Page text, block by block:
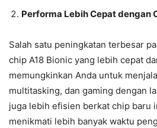
Performa Lebih Cepat dengan
Salah satu peningkatan terbesar
chip A18 Bionic yang lebih cepat
memungkinkan Anda untuk
multitasking, dan gaming dengan
juga lebih efisien berkat chip baru
menikmati lebih banyak waktu